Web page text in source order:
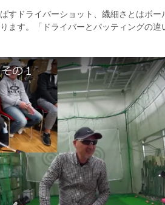
すドライバーショット、繊細さとはボ
ます。「ドライバーとパッティングの